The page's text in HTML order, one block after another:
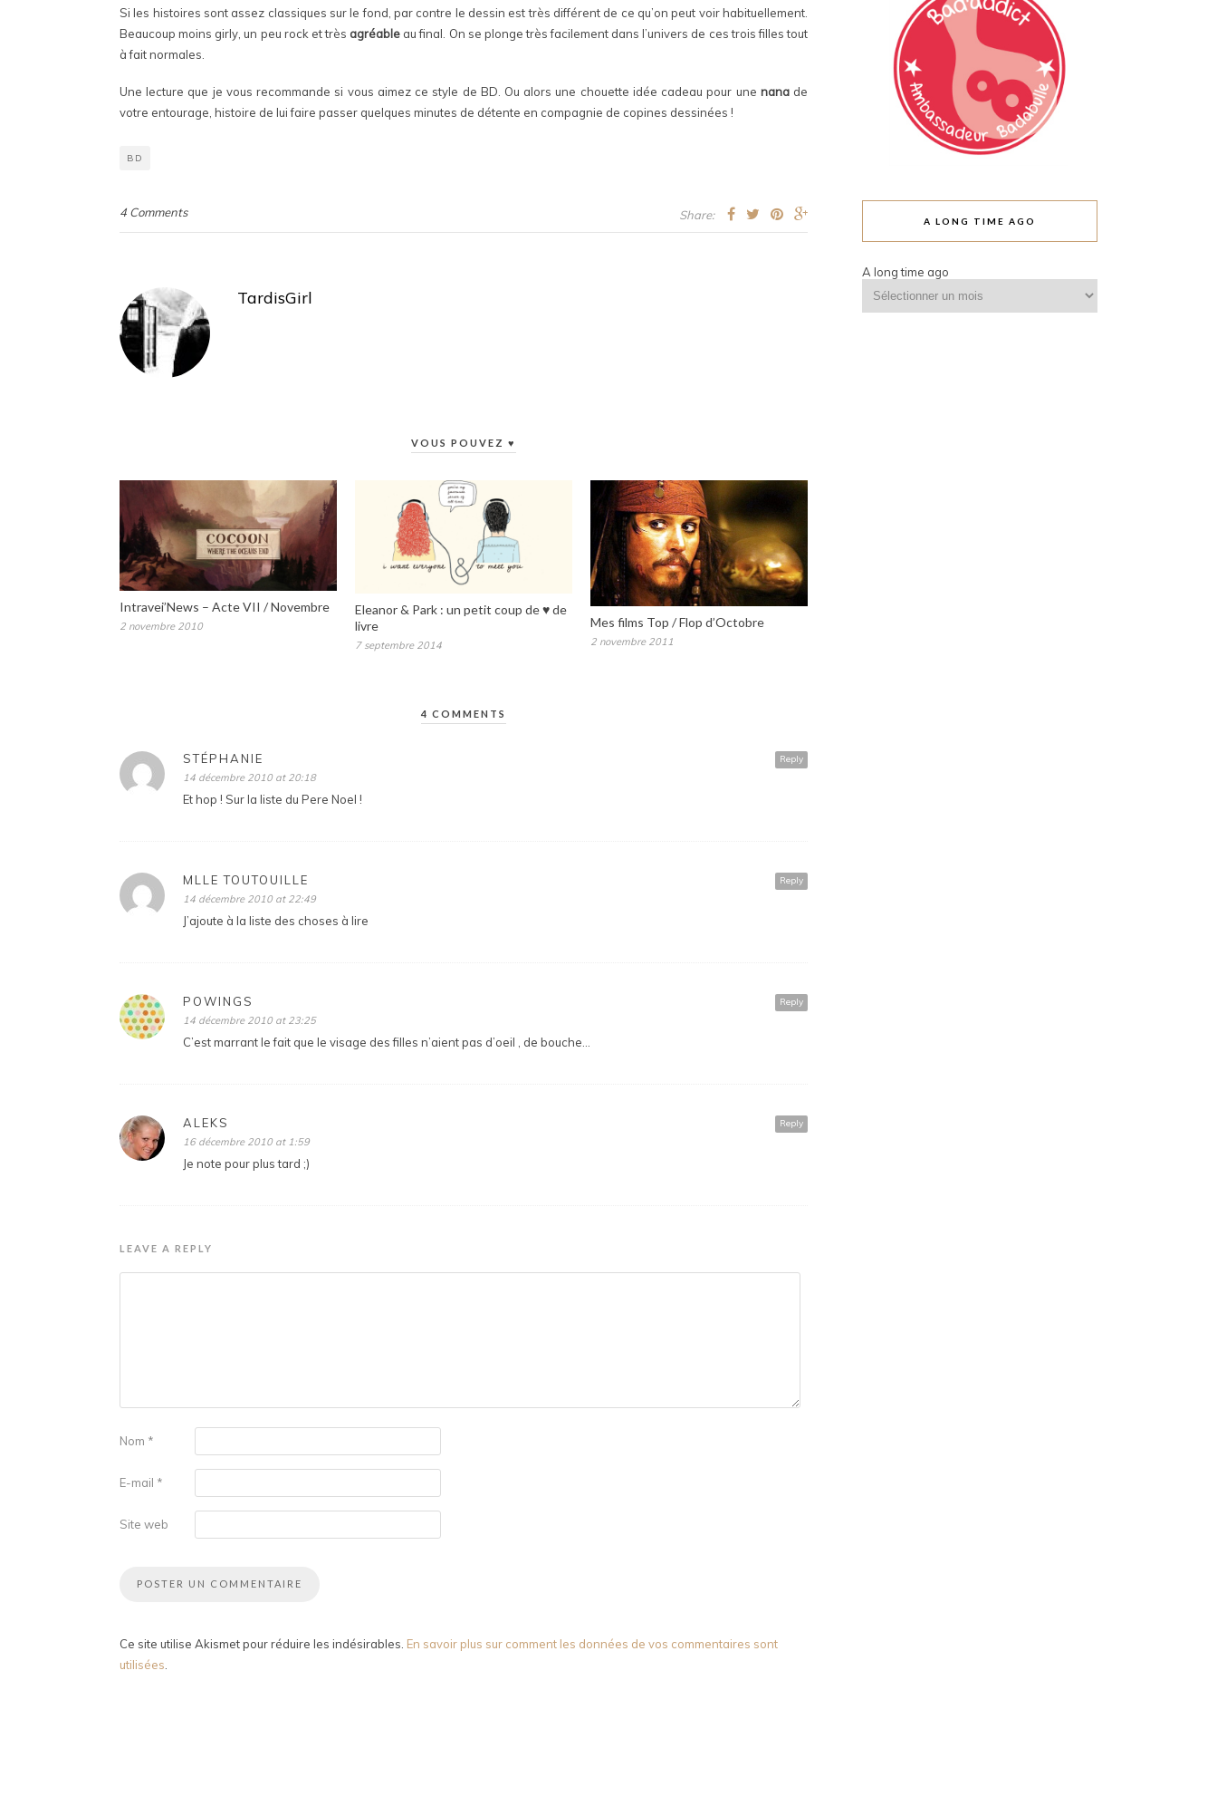
Si les histoires sont assez classiques sur le fond, par contre le dessin est très différent de ce qu’on peut voir habituellement.
Beaucoup moins girly, un peu rock et très agréable au final. On se plonge très facilement dans l’univers de ces trois filles tout
à fait normales.
Une lecture que je vous recommande si vous aimez ce style de BD. Ou alors une chouette idée cadeau pour une nanade
votre entourage, histoire de lui faire passer quelques minutes de détente en compagnie de copines dessinées !
BD
4 Comments Share:
TardisGirl
VOUS POUVEZ ♥
Intravei’News – Acte VII / Novembre
2 novembre 2010
Eleanor & Park : un petit coup de ♥ de
livre
7 septembre 2014
Mes films Top / Flop d’Octobre
2 novembre 2011
4 COMMENTS
Reply
STÉPHANIE
14 décembre 2010 at 20:18
Et hop ! Sur la liste du Pere Noel !
Reply
MLLE TOUTOUILLE
14 décembre 2010 at 22:49
J’ajoute à la liste des choses à lire
Reply
POWINGS
14 décembre 2010 at 23:25
C’est marrant le fait que le visage des filles n’aient pas d’oeil , de bouche…
Reply
ALEKS
16 décembre 2010 at 1:59
Je note pour plus tard ;)
LEAVE A REPLY
Nom *
E-mail *
Site web
Ce site utilise Akismet pour réduire les indésirables. En savoir plus sur comment les données de vos commentaires sont
utilisées.
A LONG TIME AGO
A long time ago